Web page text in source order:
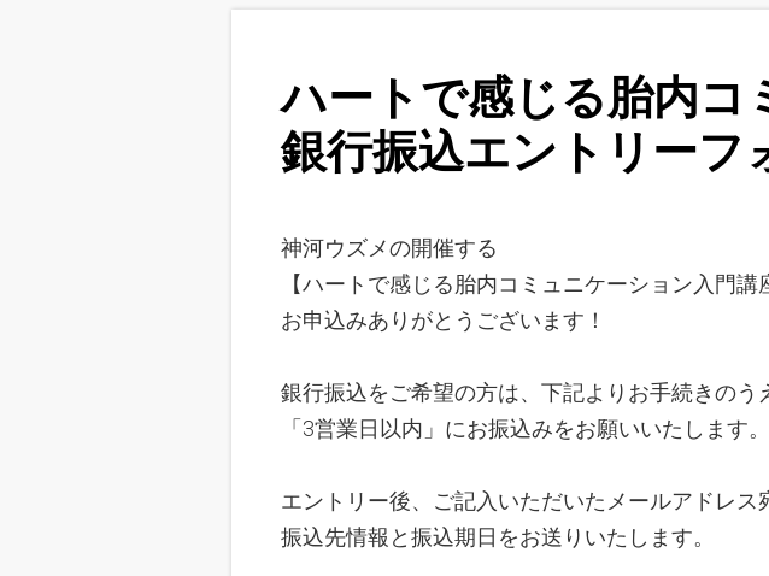
ハートで感じる胎内コ
銀行振込エントリーフ
神河ウズメの開催する
【ハートで感じる胎内コミュニケーション入門講
お申込みありがとうございます！
銀行振込をご希望の方は、下記よりお手続きのう
「3営業日以内」にお振込みをお願いいたします。
エントリー後、ご記入いただいたメールアドレス
振込先情報と振込期日をお送りいたします。